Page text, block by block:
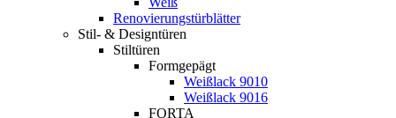
Renovierungstürblätter
Stil- & Designtüren
Stiltüren
Formgepägt
Weißlack 9010
Weißlack 9016
FORTA